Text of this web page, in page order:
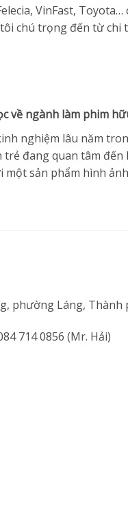
VinFast,
chú trọng đến từ chi
về ngành làm phim
nghiệm lâu năm
đang quan tâm
một sản phẩm hình
phường Láng, Thành
714 0856 (Mr. Hải)